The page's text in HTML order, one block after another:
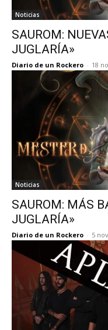
Noticias
SAUROM:
JUGLARÍA»
Diario de un Rockero - 18
Noticias
SAUROM: MÁS
JUGLARÍA»
Diario de un Rockero - 5